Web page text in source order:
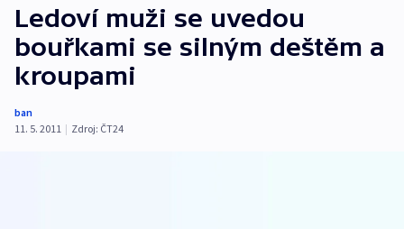
Ledoví muži se uvedou
bouřkami se silným deštěm a
kroupami
ban
11. 5. 2011 | Zdroj: ČT24